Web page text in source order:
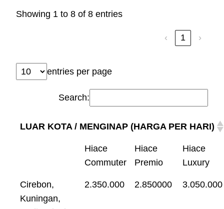
Showing 1 to 8 of 8 entries
‹ 1 ›
entries per page
Search:
LUAR KOTA / MENGINAP (HARGA PER HARI)
Hiace
Commuter
Hiace
Premio
Hiace
Luxury
Cirebon,
Kuningan,
2.350.000 2.850000 3.050.000